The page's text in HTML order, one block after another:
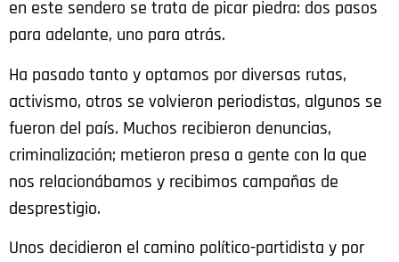
en este sendero se trata de picar piedra: dos pasos
para adelante, uno para atrás.
Ha pasado tanto y optamos por diversas rutas,
activismo, otros se volvieron periodistas, algunos se
fueron del país. Muchos recibieron denuncias,
criminalización; metieron presa a gente con la que
nos relacionábamos y recibimos campañas de
desprestigio.
Unos decidieron el camino político-partidista y por